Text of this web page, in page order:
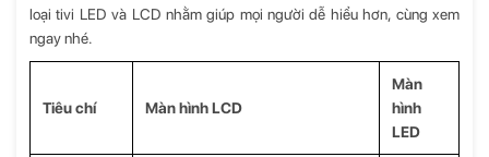
loại tivi LED và LCD nhằm giúp mọi người dễ hiểu hơn, cùng xem
ngay nhé.
Tiêu chí Màn hình LCD
Màn
hình
LED